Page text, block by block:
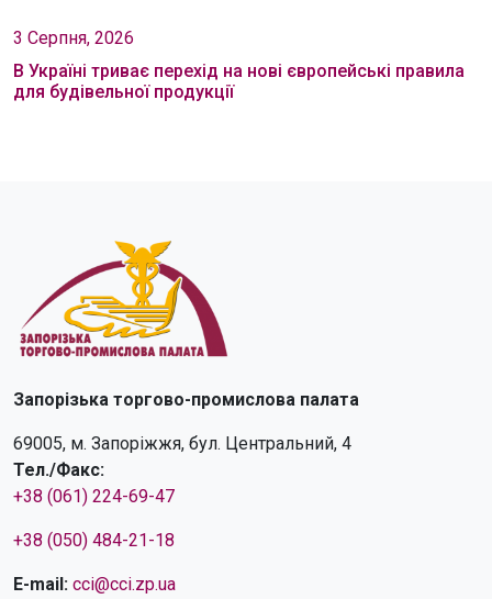
3 Серпня, 2026
В Україні триває перехід на нові європейські правила
для будівельної продукції
Запорізька торгово-промислова палата
69005, м. Запоріжжя, бул. Центральний, 4
Тел./Факс:
+38 (061) 224-69-47
+38 (050) 484-21-18
E-mail: cci@cci.zp.ua